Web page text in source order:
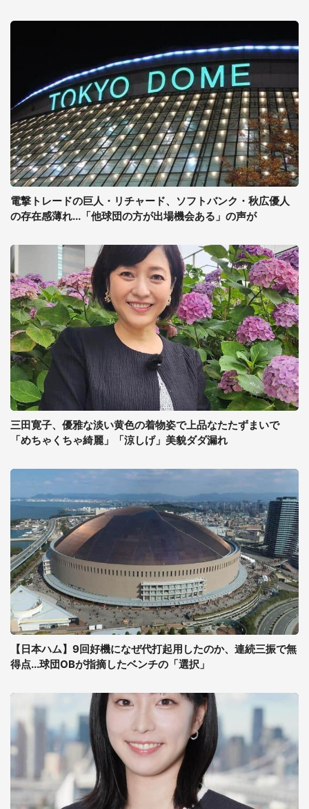
電撃トレードの巨人・リチャード、ソフトバンク・秋広優人
の存在感薄れ...「他球団の方が出場機会ある」の声が
三田寛子、優雅な淡い黄色の着物姿で上品なたたずまいで
「めちゃくちゃ綺麗」「涼しげ」美貌ダダ漏れ
【日本ハム】9回好機になぜ代打起用したのか、連続三振で無
得点...球団OBが指摘したベンチの「選択」